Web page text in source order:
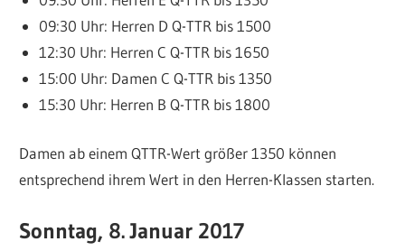
09:30 Uhr: Herren D Q-TTR bis 1500
12:30 Uhr: Herren C Q-TTR bis 1650
15:00 Uhr: Damen C Q-TTR bis 1350
15:30 Uhr: Herren B Q-TTR bis 1800
Damen ab einem QTTR-Wert größer 1350 können
entsprechend ihrem Wert in den Herren-Klassen starten.
Sonntag, 8. Januar 2017